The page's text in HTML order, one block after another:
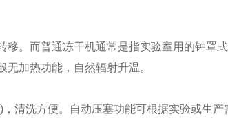
。而普通冻干机通常是指实验室用的钟罩
加热功能，自然辐射升温。
洗方便。自动压塞功能可根据实验或生产